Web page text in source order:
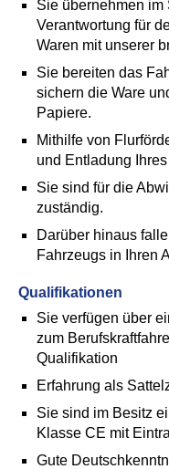
Sie übernehmen
Verantwortung für
Waren mit unserer
Sie bereiten das
sichern die Ware
Papiere.
Mithilfe von
und Entladung
Sie sind für die
zuständig.
Darüber hinaus
Fahrzeugs in Ihren
Qualifikationen
Sie verfügen über
zum
Qualifikation
Erfahrung als
Sie sind im Besitz
Klasse CE mit
Gute